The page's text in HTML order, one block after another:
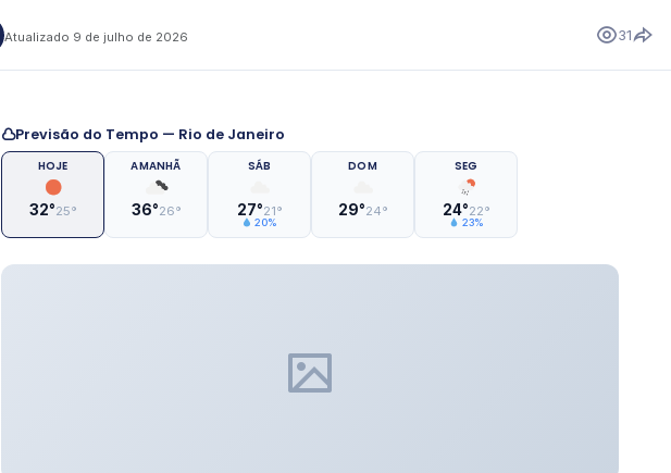
Atualizado 9 de julho de 2026 31
Previsão do Tempo — Rio de Janeiro
HOJE
32°25°
AMANHÃ
36°26°
SÁB
27°21°
20%
DOM
29°24°
SEG
24°22°
23%